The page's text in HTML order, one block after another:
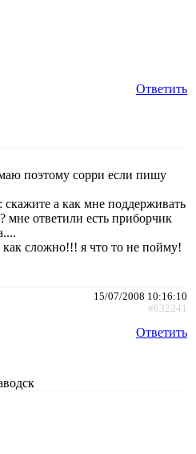
Ответить
поэтому сорри если пишу
скажите а как мне поддерживать
мне ответили есть приборчик
сложно!!! я что то не пойму!
15/07/2008 10:16:10
#632241
Ответить